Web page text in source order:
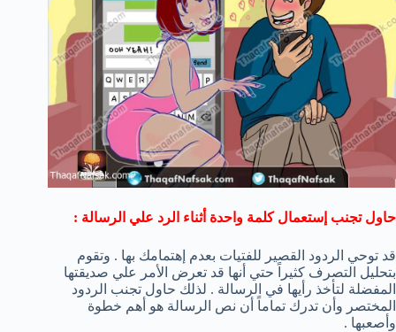
حاول تجنب إستعمال كلمة واحدة أثناء الرد علي الرسالة :
قد توحي الردود القصير للفتيات بعدم إهتمامك بها . وتقوم
بتحليل التصرف كثيراً حتي أنها قد تعرض الأمر علي صديقتها
المفضلة لتأخذ رأيها في الرسالة . لذلك حاول تجنب الردود
المختصر وأن تدرك تماماً أن نص الرسالة هو أهم خطوة
وأصعبها .